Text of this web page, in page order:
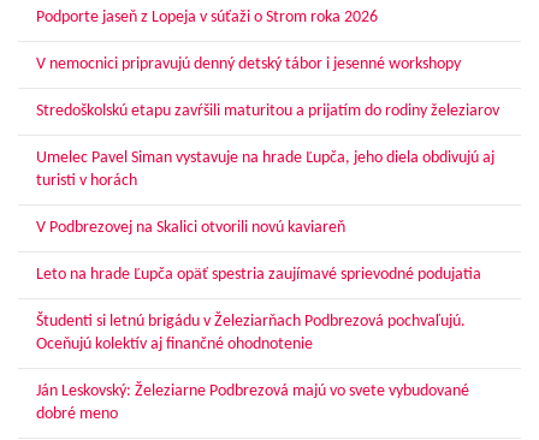
Podporte jaseň z Lopeja v súťaži o Strom roka 2026
V nemocnici pripravujú denný detský tábor i jesenné workshopy
Stredoškolskú etapu zavŕšili maturitou a prijatím do rodiny železiarov
Umelec Pavel Siman vystavuje na hrade Ľupča, jeho diela obdivujú aj
turisti v horách
V Podbrezovej na Skalici otvorili novú kaviareň
Leto na hrade Ľupča opäť spestria zaujímavé sprievodné podujatia
Študenti si letnú brigádu v Železiarňach Podbrezová pochvaľujú.
Oceňujú kolektív aj finančné ohodnotenie
Ján Leskovský: Železiarne Podbrezová majú vo svete vybudované
dobré meno